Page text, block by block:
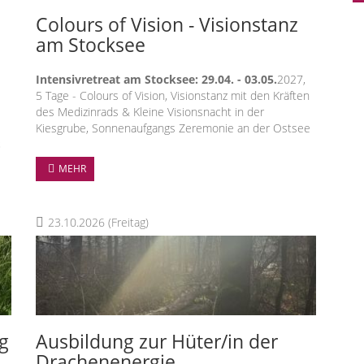
Colours of Vision - Visionstanz
am Stocksee
Intensivretreat am Stocksee: 29.04. - 03.05.2027,
5 Tage - Colours of Vision, Visionstanz mit den Kräften
des Medizinrads & Kleine Visionsnacht in der
Kiesgrube, Sonnenaufgangs Zeremonie an der Ostsee
Komme Dir und Deiner eigenen Kraft wieder nahe,
finde Dein inneres Leuchten in atemberaubender
Lade Deine Akkus auf und finde Dein Leuchten,
tanke Kraft, transformiere kraftvoll und mit
Freude, tanz Dich frei und empfange Deine Vision
bei diesem einzigartigen Format - ganz nah an
der Natur, mit
Visionsnacht in der Kiesgrube
diverse Zeremonien
u. A. Zeremonie am Meer zu
MEHR
23.10.2026 (Freitag)
Ausbildung zur Hüter/in der